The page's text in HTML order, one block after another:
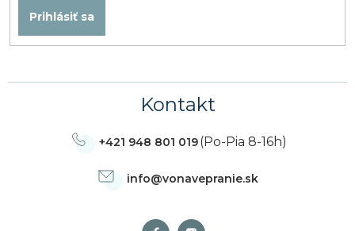
Prihlásiť sa
Kontakt
info@vonavepranie.sk
+421 948 801 019(Po-Pia 8-16h)